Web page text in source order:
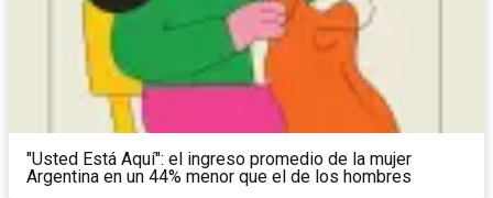
"Usted Está Aquí": el ingreso promedio de la mujer
Argentina en un 44% menor que el de los hombres